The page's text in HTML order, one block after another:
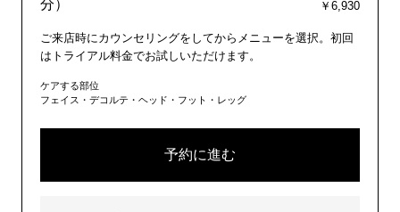
分） ￥6,930
ご来店時にカウンセリングをしてからメニューを選択。初回
はトライアル料金でお試しいただけます。
ケアする部位
フェイス・デコルテ・ヘッド・フット・レッグ
予約に進む